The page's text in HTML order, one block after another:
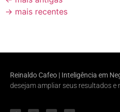
→ mais recentes
Reinaldo Cafeo | Inteligência em
desejam ampliar seus resultados e